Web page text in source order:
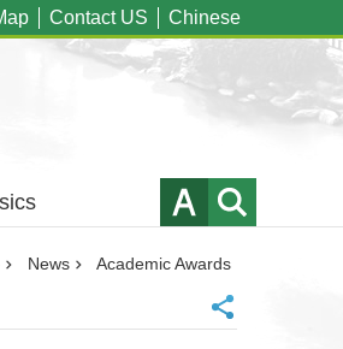
Contact US Chinese
News Academic Awards